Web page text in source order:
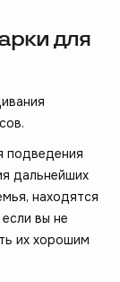
для
подведения
дальнейших
находятся
вы не
их хорошим